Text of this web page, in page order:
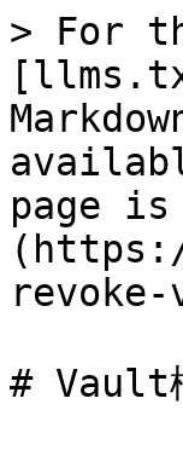
> For
page
# Vault